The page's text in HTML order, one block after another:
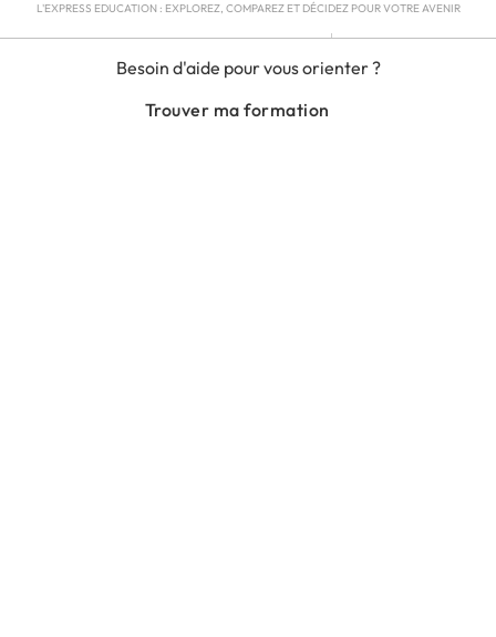
Besoin d'aide pour vous orienter ?
Trouver ma formation
L'EXPRESS EDUCATION : EXPLOREZ, COMPAREZ ET DÉCIDEZ POUR VOTRE AVENIR
RGPD